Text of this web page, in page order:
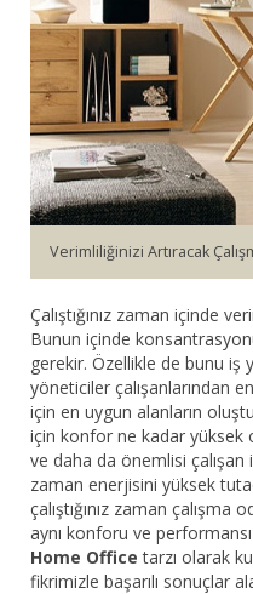
Bar Sandalyesi
Restaurant Sandalyesi
Plastik Sandalye
Dış Mekan Sandalyeler
Masalar
Verimliliğinizi Artıracak
Çalıştığınız zaman içinde
Bunun içinde
gerekir. Özellikle de bunu iş
yöneticiler çalışanlarından
için en uygun alanların
için konfor ne kadar
ve daha da önemlisi
zaman enerjisini yüksek
çalıştığınız zaman çalışma
aynı konforu ve
Home Office tarzı olarak
fikrimizle başarılı sonuçlar